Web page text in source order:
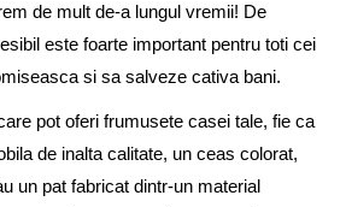
de mult de-a lungul vremii! De
este foarte important pentru toti cei
si sa salveze cativa bani.
pot oferi frumusete casei tale, fie ca
de inalta calitate, un ceas colorat,
un pat fabricat dintr-un material